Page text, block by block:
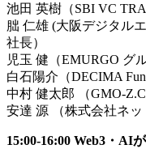
池田 英樹（SBI VC
朏 仁雄 (大阪デジタル
社長）
児玉 健（EMURGO グ
白石陽介（DECIMA
中村 健太郎 （GMO-
安達 源 （株式会社ネッ
15:00-16:00 Web3・AI